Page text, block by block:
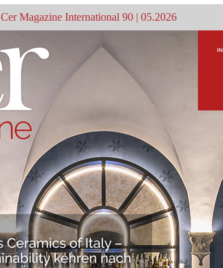
Cer Magazine International 90 | 05.2026